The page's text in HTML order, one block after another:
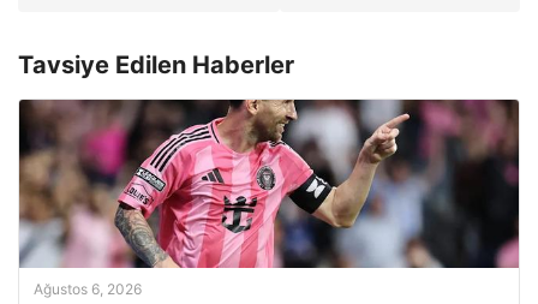
Tavsiye Edilen Haberler
Ağustos 6, 2026